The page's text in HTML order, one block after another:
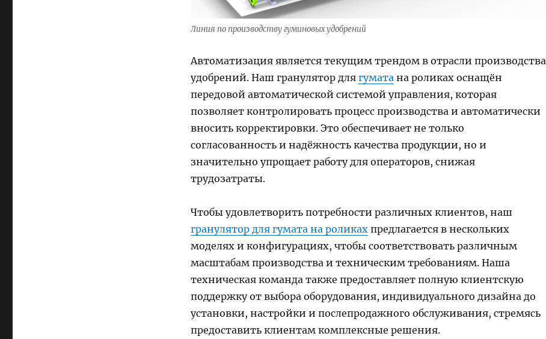
Линия по производству гуминовых удобрений
Автоматизация является текущим трендом в отрасли производства
удобрений. Наш гранулятор для гумата на роликах оснащён
передовой автоматической системой управления, которая
позволяет контролировать процесс производства и автоматически
вносить корректировки. Это обеспечивает не только
согласованность и надёжность качества продукции, но и
значительно упрощает работу для операторов, снижая
трудозатраты.
Чтобы удовлетворить потребности различных клиентов, наш
гранулятор для гумата на роликахпредлагается в нескольких
моделях и конфигурациях, чтобы соответствовать различным
масштабам производства и техническим требованиям. Наша
техническая команда также предоставляет полную клиентскую
поддержку от выбора оборудования, индивидуального дизайна до
установки, настройки и послепродажного обслуживания, стремясь
предоставить клиентам комплексные решения.